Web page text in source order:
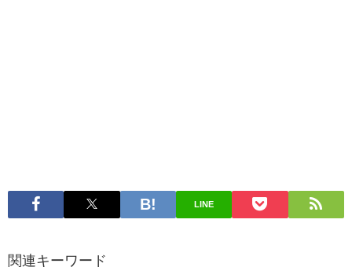
LINE
関連キーワード